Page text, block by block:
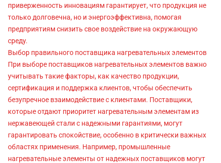
приверженность инновациям гарантирует, что продукция не
только долговечна, но и энергоэффективна, помогая
предприятиям снизить свое воздействие на окружающую
среду.
Выбор правильного поставщика нагревательных элементов
При выборе поставщиков нагревательных элементов важно
учитывать такие факторы, как качество продукции,
сертификация и поддержка клиентов, чтобы обеспечить
безупречное взаимодействие с клиентами. Поставщики,
которые отдают приоритет нагревательным элементам из
нержавеющей стали с надежными гарантиями, могут
гарантировать спокойствие, особенно в критически важных
областях применения. Например, промышленные
нагревательные элементы от надежных поставщиков могут